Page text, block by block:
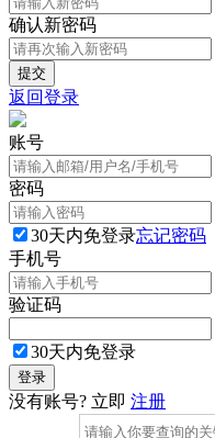
确认新密码
返回登录
账号
密码
30天内免登录忘记密码
手机号
验证码
30天内免登录
没有账号? 立即 注册